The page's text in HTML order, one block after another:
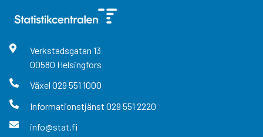
Verkstadsgatan 13
00580 Helsingfors
Växel 029 551 1000
Informationstjänst 029 551 2220
info@stat.fi